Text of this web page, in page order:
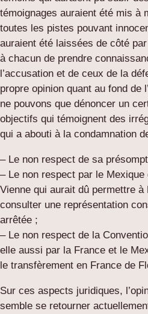
témoignages auraient été mis à
toutes les pistes pouvant
auraient été laissées de côté
à chacun de prendre
l’accusation et de ceux de la
propre opinion quant au fond de
ne pouvons que dénoncer un
objectifs qui témoignent des
qui a abouti à la condamnation
– Le non respect de sa
– Le non respect par le Mexique
Vienne qui aurait dû permettre
consulter une représentation
arrêtée ;
– Le non respect de la
elle aussi par la France et le
le transfèrement en France de
Sur ces aspects juridiques,
semble se retourner